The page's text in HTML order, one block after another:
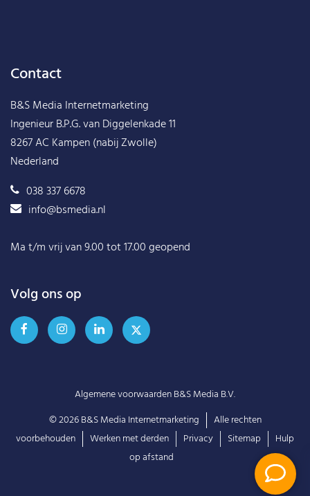
Contact
B&S Media Internetmarketing
Ingenieur B.P.G. van Diggelenkade 11
8267 AC Kampen (nabij Zwolle)
Nederland
038 337 6678
info@bsmedia.nl
Ma t/m vrij van 9.00 tot 17.00 geopend
Volg ons op
Algemene voorwaarden B&S Media B.V.
© 2026B&S Media Internetmarketing
Alle rechten
voorbehouden
Werken met derden Privacy Sitemap
Hulp
op afstand